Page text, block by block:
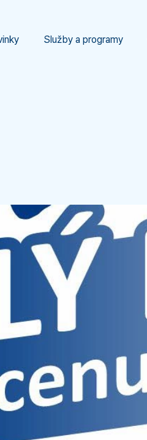
Služby a programy